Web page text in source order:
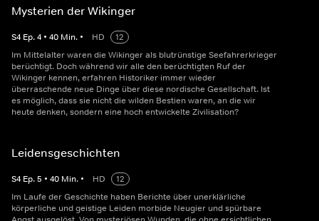
Mysterien der Wikinger
S4 Ep.4 • 40 Min. • HD
12
Im Mittelalter waren die Wikinger als blutrünstige Seefahrerkrieger
berüchtigt. Doch während wir alle den berüchtigten Ruf der
Wikinger kennen, erfahren Historiker immer wieder
überraschende neue Dinge über diese nordische Gesellschaft. Ist
es möglich, dass sie nicht die wilden Bestien waren, an die wir
heute denken, sondern eine hoch entwickelte Zivilisation?
Leidensgeschichten
S4 Ep.5 • 40 Min. • HD
12
Im Laufe der Geschichte haben Berichte über unerklärliche
körperliche und geistige Leiden morbide Neugier und spürbare